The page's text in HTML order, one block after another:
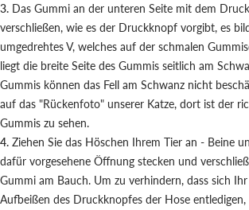
3. Das Gummi an der unteren Seite mit dem
verschließen, wie es der Druckknopf vorgibt, es
umgedrehtes V, welches auf der schmalen
liegt die breite Seite des Gummis seitlich am
Gummis können das Fell am Schwanz nicht
auf das "Rückenfoto" unserer Katze, dort ist der
Gummis zu sehen.
4. Ziehen Sie das Höschen Ihrem Tier an - Beine
dafür vorgesehene Öffnung stecken und
Gummi am Bauch. Um zu verhindern, dass sich
Aufbeißen des Druckknopfes der Hose